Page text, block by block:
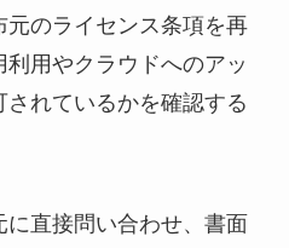
のライセンス条項を再
用やクラウドへのアッ
れているかを確認する
直接問い合わせ、書面